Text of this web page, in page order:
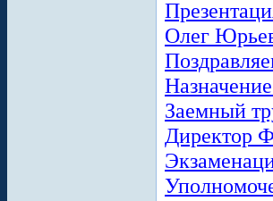
Олег
Заемный
Директор